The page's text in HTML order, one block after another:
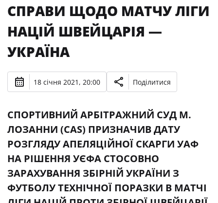
СПРАВИ ЩОДО МАТЧУ ЛІГИ
НАЦІЙ ШВЕЙЦАРІЯ —
УКРАЇНА
18 січня 2021, 20:00 Поділитися
СПОРТИВНИЙ АРБІТРАЖНИЙ СУД М.
ЛОЗАННИ (CAS) ПРИЗНАЧИВ ДАТУ
РОЗГЛЯДУ АПЕЛЯЦІЙНОЇ СКАРГИ УАФ
НА РІШЕННЯ УЄФА СТОСОВНО
ЗАРАХУВАННЯ ЗБІРНІЙ УКРАЇНИ З
ФУТБОЛУ ТЕХНІЧНОЇ ПОРАЗКИ В МАТЧІ